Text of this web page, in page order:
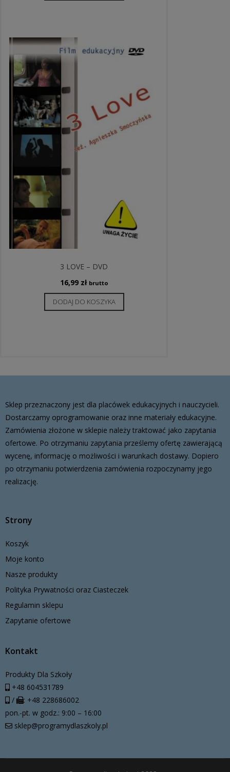
3 LOVE – DVD
16,99 zł brutto
DODAJ DO KOSZYKA
Sklep przeznaczony jest dla placówek edukacyjnych i nauczycieli.
Dostarczamy oprogramowanie oraz inne materiały edukacyjne.
Zamówienia złożone w sklepie należy traktować jako zapytania
ofertowe. Po otrzymaniu zapytania prześlemy ofertę zawierającą
wycenę, informację o możliwości i warunkach dostawy. Dopiero
po otrzymaniu potwierdzenia zamówienia rozpoczynamy jego
realizację.
Strony
Koszyk
Moje konto
Nasze produkty
Polityka Prywatności oraz Ciasteczek
Regulamin sklepu
Zapytanie ofertowe
Kontakt
Produkty Dla Szkoły
+48 604531789
/
: +48 228686002
pon.-pt. w godz.: 9:00 – 16:00
sklep@programydlaszkoly.pl